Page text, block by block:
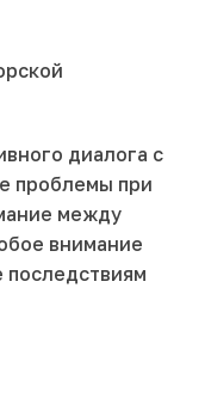
диалога с
проблемы при
между
внимание
последствиям